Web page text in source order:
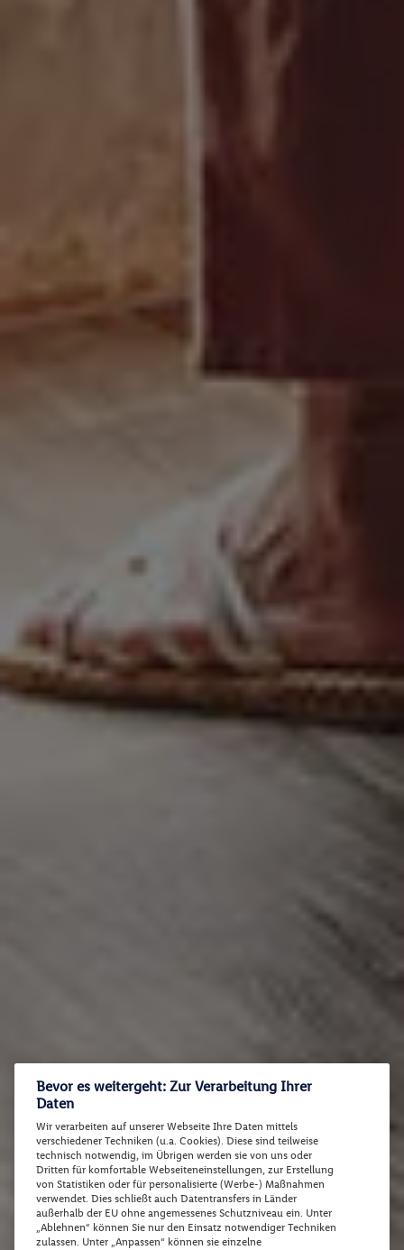
Bevor es weitergeht: Zur Verarbeitung Ihrer
Daten
Wir verarbeiten auf unserer Webseite Ihre Daten mittels
verschiedener Techniken (u.a. Cookies). Diese sind teilweise
technisch notwendig, im Übrigen werden sie von uns oder
Dritten für komfortable Webseiteneinstellungen, zur Erstellung
von Statistiken oder für personalisierte (Werbe-) Maßnahmen
verwendet. Dies schließt auch Datentransfers in Länder
außerhalb der EU ohne angemessenes Schutzniveau ein. Unter
„Ablehnen“ können Sie nur den Einsatz notwendiger Techniken
zulassen. Unter „Anpassen“ können sie einzelne